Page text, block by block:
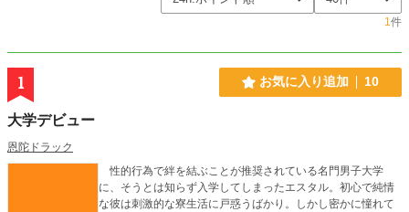
1件
1 お気に入り追加 10
大学デビュー
恩陀ドラック
性的行為で絆を結ぶことが推奨されている名門男子大学
に、そうとは知らず入学してしまったエスタル。初心で純情
な彼は刺激的な寮生活に戸惑うばかり。しかし密かに憧れて